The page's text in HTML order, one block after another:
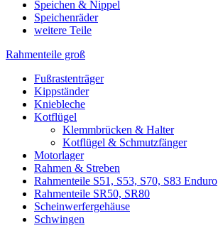
Speichen & Nippel
Speichenräder
weitere Teile
Rahmenteile groß
Fußrastenträger
Kippständer
Kniebleche
Kotflügel
Klemmbrücken & Halter
Kotflügel & Schmutzfänger
Motorlager
Rahmen & Streben
Rahmenteile S51, S53, S70, S83 Enduro
Rahmenteile SR50, SR80
Scheinwerfergehäuse
Schwingen